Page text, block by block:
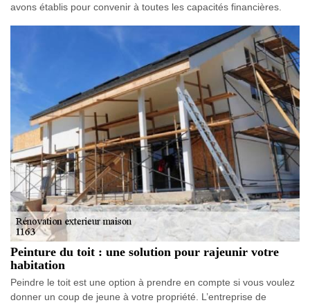
avons établis pour convenir à toutes les capacités financières.
Peinture du toit : une solution pour rajeunir votre
habitation
Peindre le toit est une option à prendre en compte si vous voulez
donner un coup de jeune à votre propriété. L’entreprise de